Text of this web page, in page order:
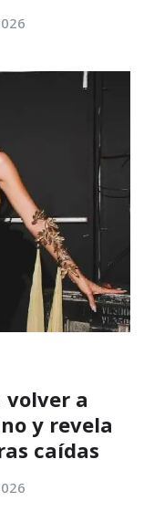
volver a
y revela
caídas